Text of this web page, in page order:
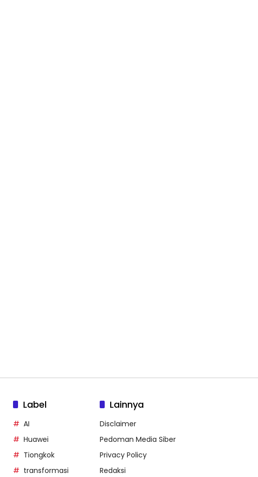
Label
AI
Huawei
Tiongkok
transformasi
Lainnya
Disclaimer
Pedoman Media Siber
Privacy Policy
Redaksi